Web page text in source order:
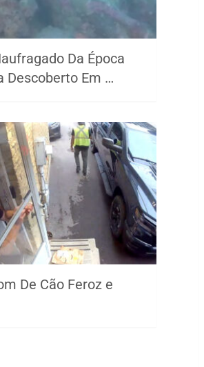
Da Época
Descoberto Em …
De Cão Feroz e